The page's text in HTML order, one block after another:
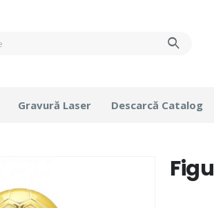
Gravură Laser Descarcă Catalog